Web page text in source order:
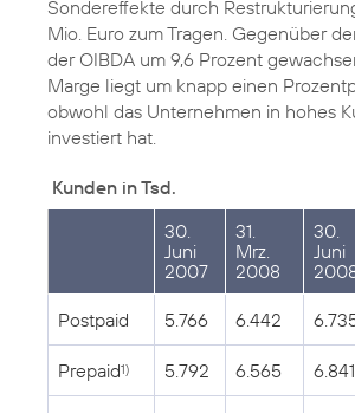
Sondereffekte durch
Mio. Euro zum Tragen. Gegenüber
der OIBDA um 9,6 Prozent
Marge liegt um knapp einen
obwohl das Unternehmen in hohes
investiert hat.
Kunden in Tsd.
30.
Juni
2007
31.
Mrz.
2008
30.
Juni
Postpaid 5.766 6.442
Prepaid1) 5.792 6.565 6.841